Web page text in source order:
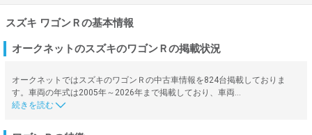
スズキ ワゴンＲの基本情報
オークネットのスズキのワゴンＲの掲載状況
オークネットではスズキのワゴンＲの中古車情報を824台掲載しておりま
す。車両の年式は2005年～2026年まで掲載しており、車両…